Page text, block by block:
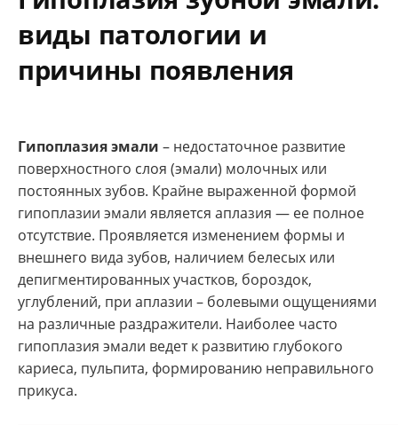
виды патологии и
причины появления
Гипоплазия эмали – недостаточное развитие
поверхностного слоя (эмали) молочных или
постоянных зубов. Крайне выраженной формой
гипоплазии эмали является аплазия — ее полное
отсутствие. Проявляется изменением формы и
внешнего вида зубов, наличием белесых или
депигментированных участков, бороздок,
углублений, при аплазии – болевыми ощущениями
на различные раздражители. Наиболее часто
гипоплазия эмали ведет к развитию глубокого
кариеса, пульпита, формированию неправильного
прикуса.